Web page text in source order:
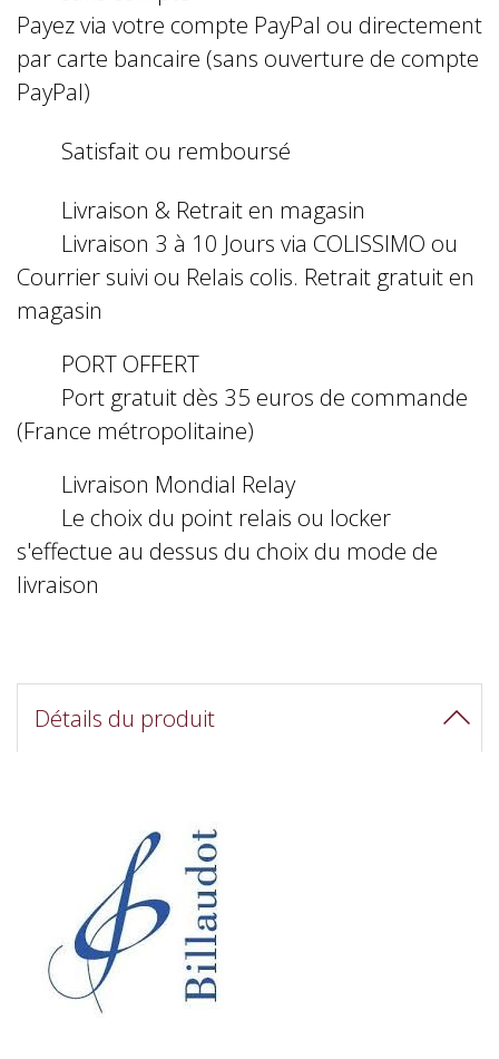
Payez via votre compte PayPal ou directement
par carte bancaire (sans ouverture de compte
PayPal)
Satisfait ou remboursé
Livraison & Retrait en magasin
Livraison 3 à 10 Jours via COLISSIMO ou
Courrier suivi ou Relais colis. Retrait gratuit en
magasin
PORT OFFERT
Port gratuit dès 35 euros de commande
(France métropolitaine)
Livraison Mondial Relay
Le choix du point relais ou locker
s'effectue au dessus du choix du mode de
livraison
Détails du produit